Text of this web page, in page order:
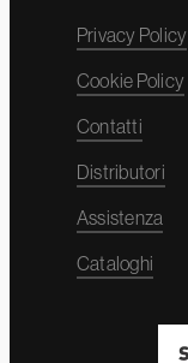
Privacy Policy
Cookie Policy
Contatti
Distributori
Assistenza
Cataloghi